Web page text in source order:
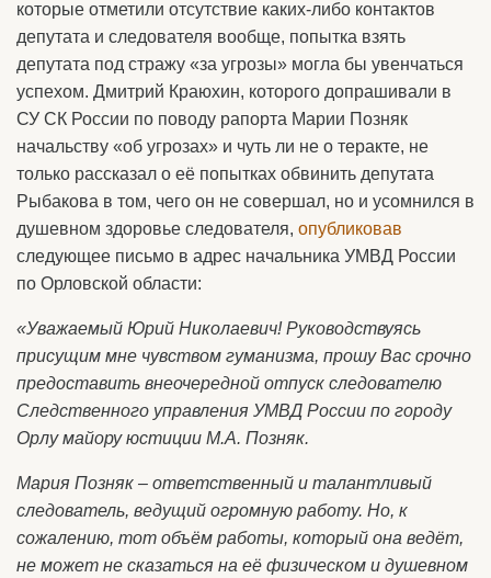
которые отметили отсутствие каких-либо контактов
депутата и следователя вообще, попытка взять
депутата под стражу «за угрозы» могла бы увенчаться
успехом. Дмитрий Краюхин, которого допрашивали в
СУ СК России по поводу рапорта Марии Позняк
начальству «об угрозах» и чуть ли не о теракте, не
только рассказал о её попытках обвинить депутата
Рыбакова в том, чего он не совершал, но и усомнился в
душевном здоровье следователя, опубликовав
следующее письмо в адрес начальника УМВД России
по Орловской области:
«Уважаемый Юрий Николаевич! Руководствуясь
присущим мне чувством гуманизма, прошу Вас срочно
предоставить внеочередной отпуск следователю
Следственного управления УМВД России по городу
Орлу майору юстиции М.А. Позняк.
Мария Позняк – ответственный и талантливый
следователь, ведущий огромную работу. Но, к
сожалению, тот объём работы, который она ведёт,
не может не сказаться на её физическом и душевном